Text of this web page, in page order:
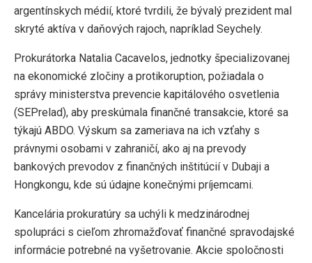
argentínskych médií, ktoré tvrdili, že bývalý prezident mal
skryté aktíva v daňových rajoch, napríklad Seychely.
Prokurátorka Natalia Cacavelos, jednotky špecializovanej
na ekonomické zločiny a protikoruption, požiadala o
správy ministerstva prevencie kapitálového osvetlenia
(SEPrelad), aby preskúmala finančné transakcie, ktoré sa
týkajú ABDO. Výskum sa zameriava na ich vzťahy s
právnymi osobami v zahraničí, ako aj na prevody
bankových prevodov z finančných inštitúcií v Dubaji a
Hongkongu, kde sú údajne konečnými príjemcami.
Kancelária prokuratúry sa uchýli k medzinárodnej
spolupráci s cieľom zhromažďovať finančné spravodajské
informácie potrebné na vyšetrovanie. Akcie spoločnosti